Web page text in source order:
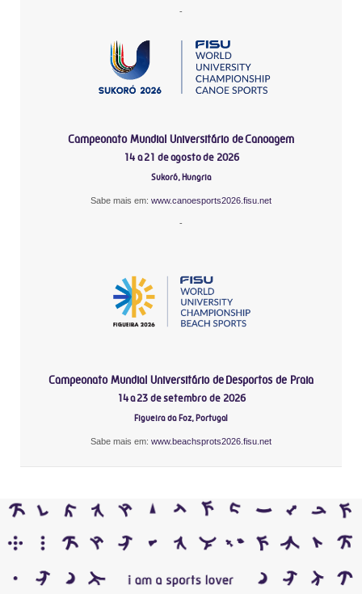
-
Campeonato Mundial Universitário de Canoagem
14 a 21 de agosto de 2026
Sukoró, Hungria
Sabe mais em: www.canoesports2026.fisu.net
-
Campeonato Mundial Universitário de Desportos de Praia
14 a 23 de setembro de 2026
Figueira da Foz, Portugal
Sabe mais em: www.beachsprots2026.fisu.net